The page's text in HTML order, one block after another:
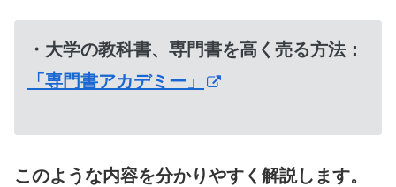
・大学の教科書、専門書を高く売る方法：
「専門書アカデミー」
このような内容を分かりやすく解説します。